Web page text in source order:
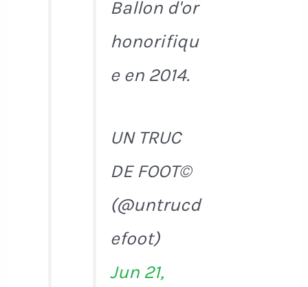
Ballon d'or
honorifiqu
e en 2014.
UN TRUC
DE FOOT©
(@untrucd
efoot)
Jun 21,